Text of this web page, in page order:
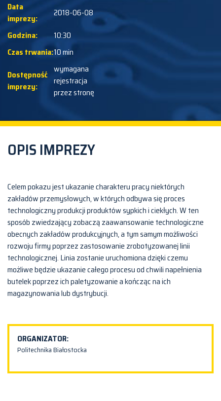
Data
imprezy:
2018-06-08
Godzina:
10:30
Czas trwania:10 min
Dostępność
imprezy:
wymagana
rejestracja
przez stronę
OPIS IMPREZY
Celem pokazu jest ukazanie charakteru pracy niektórych
zakładów przemysłowych, w których odbywa się proces
technologiczny produkcji produktów sypkich i ciekłych. W ten
sposób zwiedzający zobaczą zaawansowanie technologiczne
obecnych zakładów produkcyjnych, a tym samym możliwości
rozwoju firmy poprzez zastosowanie zrobotyzowanej linii
technologicznej. Linia zostanie uruchomiona dzięki czemu
możliwe będzie ukazanie całego procesu od chwili napełnienia
butelek poprzez ich paletyzowanie a kończąc na ich
magazynowania lub dystrybucji.
ORGANIZATOR:
Politechnika Białostocka